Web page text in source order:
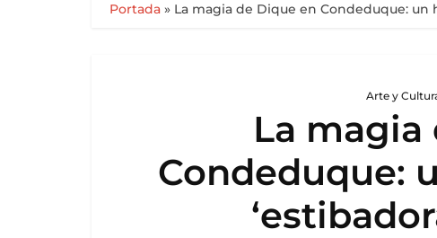
Portada » La magia de Dique en Condeduque: un
Arte y
La magia
Condeduque: